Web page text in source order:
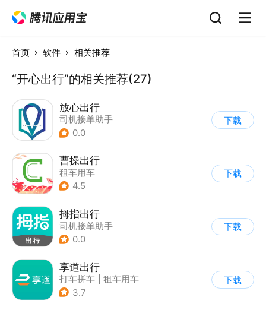
首页 软件 相关推荐
“开心出行”的相关推荐(27)
放心出行
司机接单助手
0.0
下载
曹操出行
租车用车
4.5
下载
拇指出行
司机接单助手
0.0
下载
享道出行
打车拼车
租车用车
3.7
下载